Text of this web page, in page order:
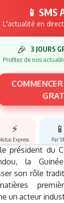
📱 SMS
L'actualité en
🎉 3 JOURS
Profitez de nos
⚡
Actus Express
📱
Par
président du
la
son rôle
un acteur